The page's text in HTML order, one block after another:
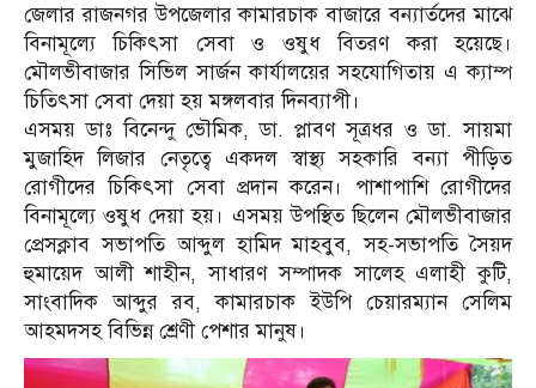
জেলার রাজনগর উপজেলার কামারচাক বাজারে বন্যার্তদের মাঝে
বিনামূল্যে চিকিৎসা সেবা ও ওষুধ বিতরণ করা হয়েছে।
মৌলভীবাজার সিভিল সার্জন কার্যালয়ের সহযোগিতায় এ ক্যাম্প
চিতিৎসা সেবা দেয়া হয় মঙ্গলবার দিনব্যাপী।
এসময় ডাঃ বিনেন্দু ভৌমিক, ডা. প্লাবণ সূত্রধর ও ডা. সায়মা
মুজাহিদ লিজার নেতৃত্বে একদল স্বাস্থ্য সহকারি বন্যা পীড়িত
রোগীদের চিকিৎসা সেবা প্রদান করেন। পাশাপাশি রোগীদের
বিনামূল্যে ওষুধ দেয়া হয়। এসময় উপস্থিত ছিলেন মৌলভীবাজার
প্রেসক্লাব সভাপতি আব্দুল হামিদ মাহবুব, সহ-সভাপতি সৈয়দ
হুমায়েদ আলী শাহীন, সাধারণ সম্পাদক সালেহ এলাহী কুটি,
সাংবাদিক আব্দুর রব, কামারচাক ইউপি চেয়ারম্যান সেলিম
আহমদসহ বিভিন্ন শ্রেণী পেশার মানুষ।